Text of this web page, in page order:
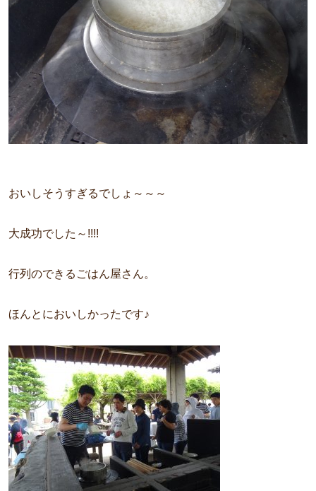
おいしそうすぎるでしょ～～～
大成功でした～!!!!
行列のできるごはん屋さん。
ほんとにおいしかったです♪